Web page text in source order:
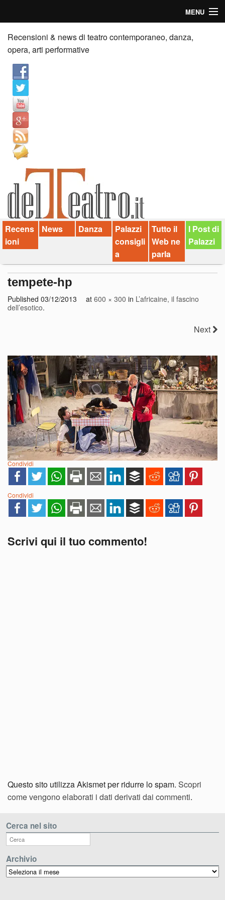
MENU
Home
Recensioni
Anticipazioni
News
Palazzi consiglia
Video
Chi siamo
Contatti
dT in English
Recensioni & news di teatro contemporaneo, danza,
opera, arti performative
Recens
ioni
News Danza
Palazzi
consigli
a
Tutto il
Web ne
parla
I Post di
Palazzi
tempete-hp
Published 03/12/2013 at 600 × 300 in L’africaine, il fascino
dell’esotico.
Next
Condividi
Condividi
Scrivi qui il tuo commento!
Questo sito utilizza Akismet per ridurre lo spam. Scopri
come vengono elaborati i dati derivati dai commenti.
Cerca nel sito
Archivio
Archivio